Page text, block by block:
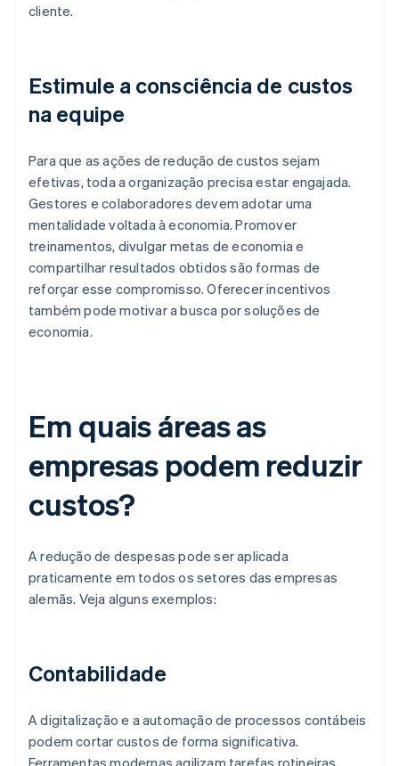
cliente.
Estimule a consciência de custos
na equipe
Para que as ações de redução de custos sejam
efetivas, toda a organização precisa estar engajada.
Gestores e colaboradores devem adotar uma
mentalidade voltada à economia. Promover
treinamentos, divulgar metas de economia e
compartilhar resultados obtidos são formas de
reforçar esse compromisso. Oferecer incentivos
também pode motivar a busca por soluções de
economia.
Em quais áreas as
empresas podem reduzir
custos?
A redução de despesas pode ser aplicada
praticamente em todos os setores das empresas
alemãs. Veja alguns exemplos:
Contabilidade
A digitalização e a automação de processos contábeis
podem cortar custos de forma significativa.